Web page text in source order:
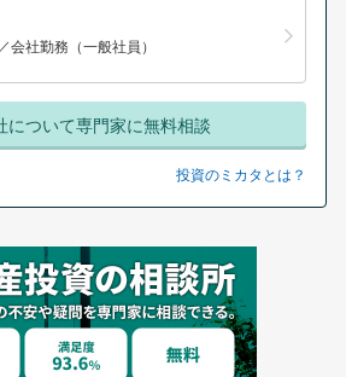
会社勤務（一般社員）
について専門家に無料相談
投資のミカタとは？